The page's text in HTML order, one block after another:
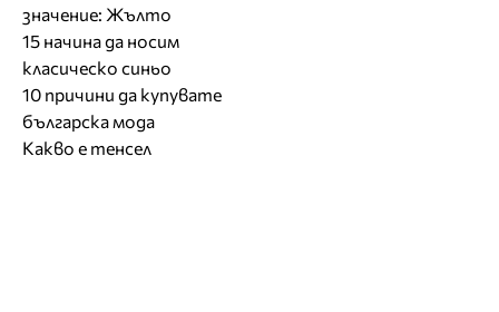
значение: Жълто
15 начина да носим
класическо синьо
10 причини да купувате
българска мода
Какво е тенсел